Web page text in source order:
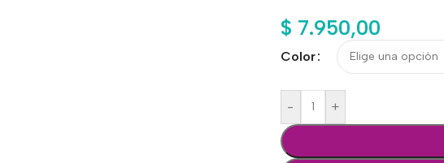
$ 7.950,00
Color
- +